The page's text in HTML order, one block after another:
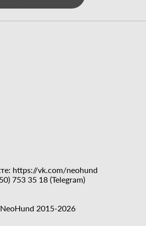
https://vk.com/neohund
753 35 18 (Telegram)
2015-2026